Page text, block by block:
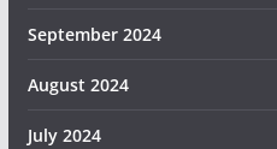
September 2024
August 2024
July 2024